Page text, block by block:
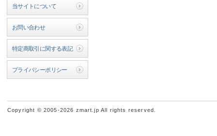
当サイトについて
お問い合わせ
特定商取引に関する表記
プライバシーポリシー
Copyright © 2005-2026 zmart.jp All rights reserved.